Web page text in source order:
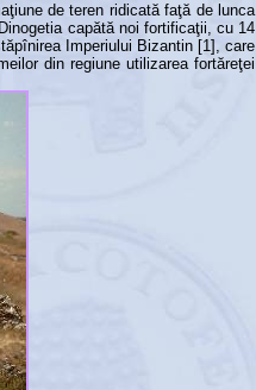
de teren ridicată faţă de lunca
capătă noi fortificaţii, cu 14
Imperiului Bizantin [1], care
din regiune utilizarea fortăreţei